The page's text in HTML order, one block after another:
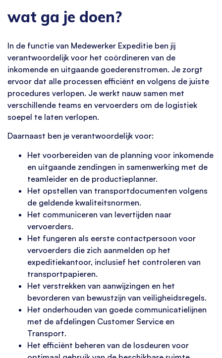
wat ga je doen?
In de functie van Medewerker Expeditie ben jij
verantwoordelijk voor het coördineren van de
inkomende en uitgaande goederenstromen. Je zorgt
ervoor dat alle processen efficiënt en volgens de juiste
procedures verlopen. Je werkt nauw samen met
verschillende teams en vervoerders om de logistiek
soepel te laten verlopen.
Daarnaast ben je verantwoordelijk voor:
Het voorbereiden van de planning voor inkomende
en uitgaande zendingen in samenwerking met de
teamleider en de productieplanner.
Het opstellen van transportdocumenten volgens
de geldende kwaliteitsnormen.
Het communiceren van levertijden naar
vervoerders.
Het fungeren als eerste contactpersoon voor
vervoerders die zich aanmelden op het
expeditiekantoor, inclusief het controleren van
transportpapieren.
Het verstrekken van aanwijzingen en het
bevorderen van bewustzijn van veiligheidsregels.
Het onderhouden van goede communicatielijnen
met de afdelingen Customer Service en
Transport.
Het efficiënt beheren van de losdeuren voor